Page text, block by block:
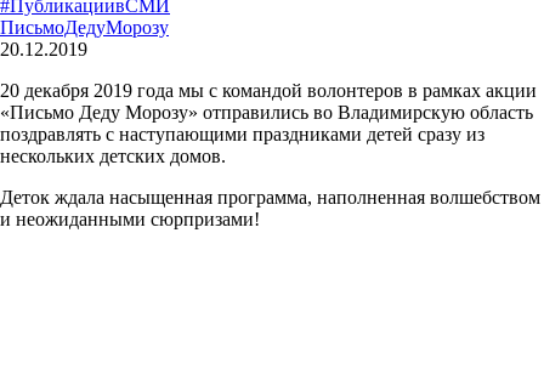
20.12.2019
20 декабря 2019 года мы с командой волонтеров в рамках акции
«Письмо Деду Морозу» отправились во Владимирскую область
поздравлять с наступающими праздниками детей сразу из
нескольких детских домов.
Деток ждала насыщенная программа, наполненная волшебством
и неожиданными сюрпризами!